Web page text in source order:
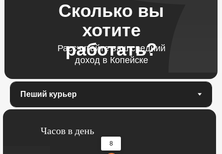
Сколько вы
хотите
работать?
Рассчитайте ваш средний
доход в Копейске
Часов в день
8